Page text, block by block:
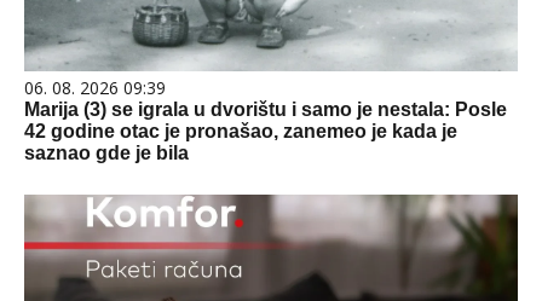
06. 08. 2026 09:39
Marija (3) se igrala u dvorištu i samo je nestala: Posle
42 godine otac je pronašao, zanemeo je kada je
saznao gde je bila